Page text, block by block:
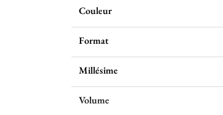
Couleur
Format
Millésime
Volume